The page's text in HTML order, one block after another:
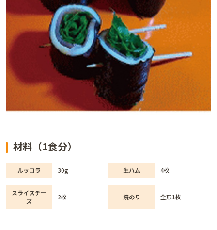
材料（1食分）
ルッコラ 30g 生ハム 4枚
スライスチー
ズ
2枚 焼のり 全形1枚